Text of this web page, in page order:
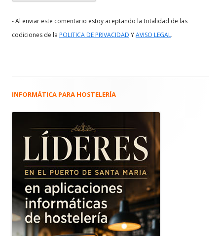
- Al enviar este comentario estoy aceptando la totalidad de las
codiciones de la POLITICA DE PRIVACIDAD YAVISO LEGAL.
Barra
principal
INFORMÁTICA PARA HOSTELERÍA